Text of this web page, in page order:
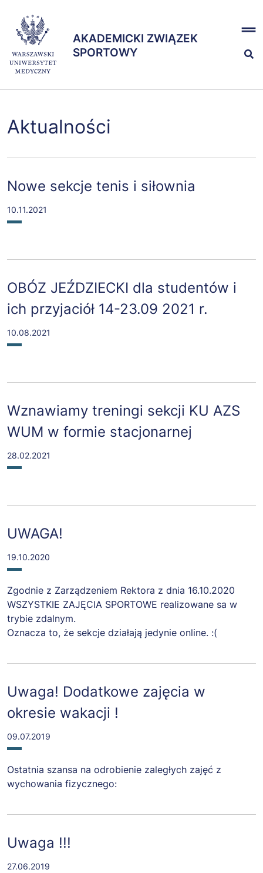
treści
AKADEMICKI ZWIĄZEK
SPORTOWY
x
SPORTOWY
Aktualności
Nowe sekcje tenis i siłownia
10.11.2021
OBÓZ JEŹDZIECKI dla studentów i
ich przyjaciół 14-23.09 2021 r.
10.08.2021
Wznawiamy treningi sekcji KU AZS
WUM w formie stacjonarnej
28.02.2021
UWAGA!
19.10.2020
Zgodnie z Zarządzeniem Rektora z dnia 16.10.2020
WSZYSTKIE ZAJĘCIA SPORTOWE realizowane sa w
trybie zdalnym.
Oznacza to, że sekcje działają jedynie online. :(
Uwaga! Dodatkowe zajęcia w
okresie wakacji !
09.07.2019
Ostatnia szansa na odrobienie zaległych zajęć z
wychowania fizycznego:
Uwaga !!!
27.06.2019